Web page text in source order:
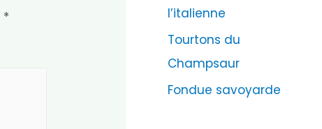
*
s
l’italienne
Tourtons du
Champsaur
Fondue savoyarde